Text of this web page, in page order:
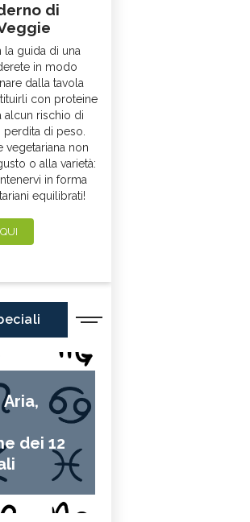
di
la guida di una
in modo
dalla tavola
con proteine
alcun rischio di
di peso.
vegetariana non
o alla varietà:
in forma
equilibrati!
dei 12